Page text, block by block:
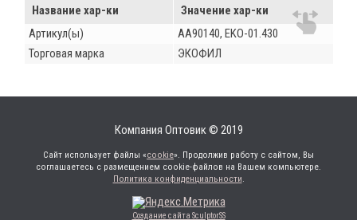
Название хар-ки
Значение хар-ки
Артикул(ы)
AA90140, EKO-01.430
Торговая марка
ЭКОФИЛ
Компания Оптовик © 2019
Сайт использует файлы «cookie». Продолжив работу с сайтом, Вы
соглашаетесь с размещением cookie-файлов на Вашем компьютере.
Политика конфиденциальности.
Создание сайта SculptorSS